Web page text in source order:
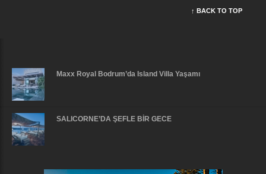
↑ BACK TO TOP
Maxx Royal Bodrum’da Island Villa Yaşamı
SALICORNE’DA ŞEFLE BİR GECE